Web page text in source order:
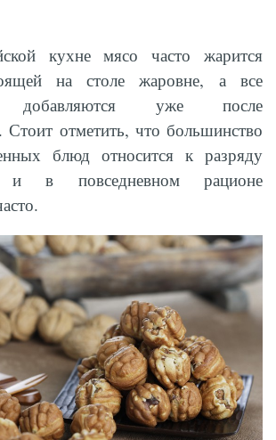
кухне мясо часто жарится
на столе жаровне, а все
добавляются уже после
Стоит отметить, что большинство
блюд относится к разряду
и в повседневном рационе